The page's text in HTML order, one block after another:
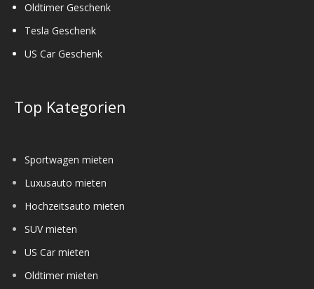
Oldtimer Geschenk
Tesla Geschenk
US Car Geschenk
Top Kategorien
Sportwagen mieten
Luxusauto mieten
Hochzeitsauto mieten
SUV mieten
US Car mieten
Oldtimer mieten